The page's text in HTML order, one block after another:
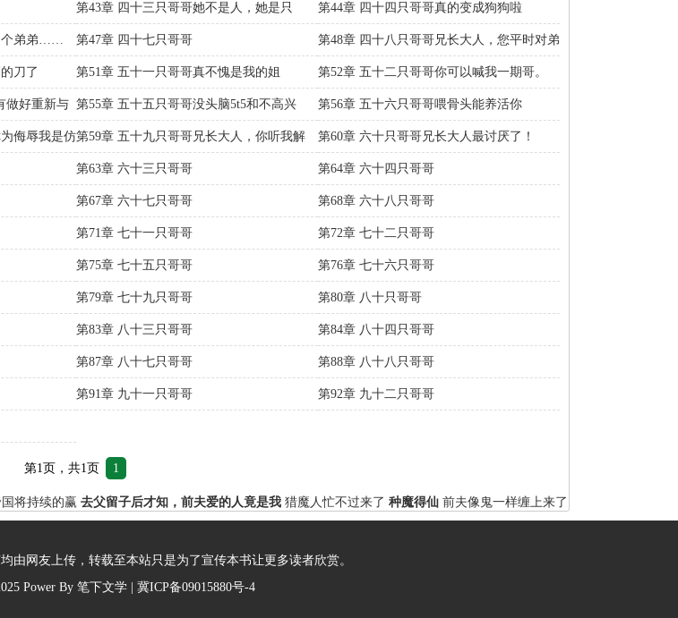
第43章 四十三只哥哥她不是人，她是只
狗……
第44章 四十四只哥哥真的变成狗狗啦
个弟弟…… 第47章 四十七只哥哥 第48章 四十八只哥哥兄长大人，您平时对弟
弟……
刀了 第51章 五十一只哥哥真不愧是我的姐
姐！……
第52章 五十二只哥哥你可以喊我一期哥。
做好重新与 第55章 五十五只哥哥没头脑5t5和不高兴
5……
第56章 五十六只哥哥喂骨头能养活你
吗？……
侮辱我是仿第59章 五十九只哥哥兄长大人，你听我解
释……
第60章 六十只哥哥兄长大人最讨厌了！
第63章 六十三只哥哥 第64章 六十四只哥哥
第67章 六十七只哥哥 第68章 六十八只哥哥
第71章 七十一只哥哥 第72章 七十二只哥哥
第75章 七十五只哥哥 第76章 七十六只哥哥
第79章 七十九只哥哥 第80章 八十只哥哥
第83章 八十三只哥哥 第84章 八十四只哥哥
第87章 八十七只哥哥 第88章 八十八只哥哥
第91章 九十一只哥哥 第92章 九十二只哥哥
第1页，共1页 1
将持续的赢 去父留子后才知，前夫爱的人竟是我 猎魔人忙不过来了 种魔得仙 前夫像鬼一样缠上来了
由网友上传，转载至本站只是为了宣传本书让更多读者欣赏。
Power By 笔下文学 | 冀ICP备09015880号-4